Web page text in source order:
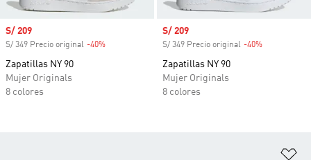
Precio de venta
S/ 209
S/ 349 Precio original -40%
Zapatillas NY 90
Mujer Originals
8 colores
Precio de venta
S/ 209
S/ 349 Precio original -40%
Zapatillas NY 90
Mujer Originals
8 colores